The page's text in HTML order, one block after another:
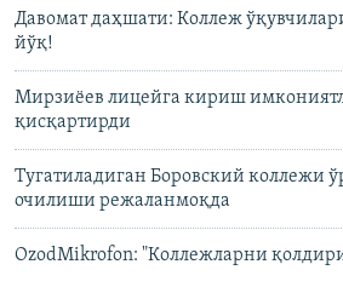
Давомат даҳшати: Коллеж
йўқ!
Мирзиёев лицейга кириш
қисқартирди
Тугатиладиган Боровский коллежи
очилиши режаланмоқда
OzodMikrofon: "Коллежларни